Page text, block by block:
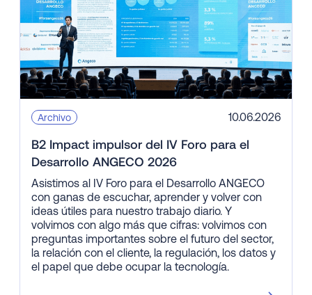
Archivo 10.06.2026
B2 Impact impulsor del IV Foro para el
Desarrollo ANGECO 2026
Asistimos al IV Foro para el Desarrollo ANGECO
con ganas de escuchar, aprender y volver con
ideas útiles para nuestro trabajo diario. Y
volvimos con algo más que cifras: volvimos con
preguntas importantes sobre el futuro del sector,
la relación con el cliente, la regulación, los datos y
el papel que debe ocupar la tecnología.